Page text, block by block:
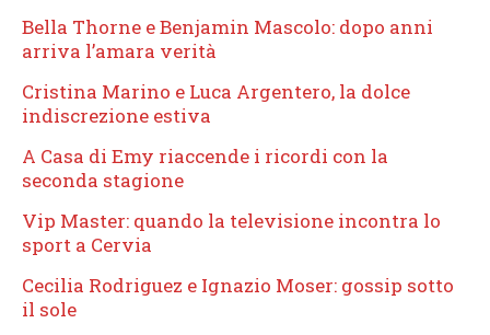
Bella Thorne e Benjamin Mascolo: dopo anni
arriva l’amara verità
Cristina Marino e Luca Argentero, la dolce
indiscrezione estiva
A Casa di Emy riaccende i ricordi con la
seconda stagione
Vip Master: quando la televisione incontra lo
sport a Cervia
Cecilia Rodriguez e Ignazio Moser: gossip sotto
il sole